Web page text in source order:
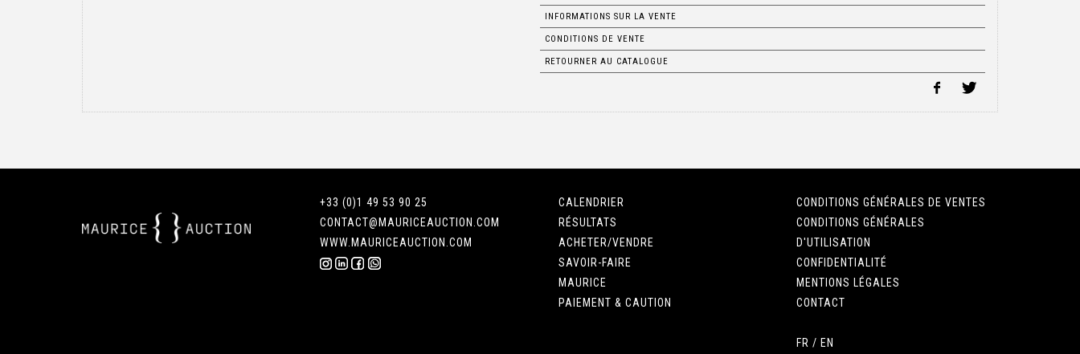
INFORMATIONS SUR LA VENTE
CONDITIONS DE VENTE
RETOURNER AU CATALOGUE
+33 (0)1 49 53 90 25
CONTACT@MAURICEAUCTION.COM
WWW.MAURICEAUCTION.COM
CALENDRIER
RÉSULTATS
ACHETER/VENDRE
SAVOIR-FAIRE
MAURICE
PAIEMENT & CAUTION
CONDITIONS GÉNÉRALES DE VENTES
CONDITIONS GÉNÉRALES
D'UTILISATION
CONFIDENTIALITÉ
MENTIONS LÉGALES
CONTACT
FR / EN